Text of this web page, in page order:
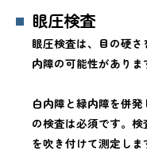
眼圧検査
眼圧検査は、目の硬
内障の可能性がありま
白内障と緑内障を併
の検査は必須です。
を吹き付けて測定しま